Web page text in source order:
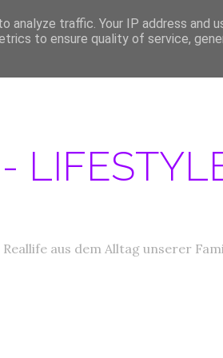
ABOUT PRODUKTTESTER GESUCHT
aus dem Alltag unserer
analyze traffic. Your IP address and
to ensure quality of service,